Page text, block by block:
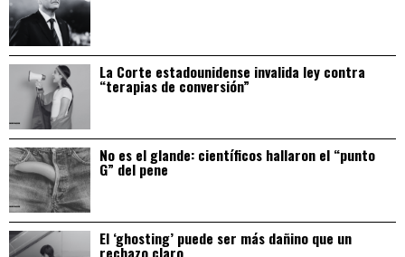
La Corte estadounidense invalida ley contra
“terapias de conversión”
No es el glande: científicos hallaron el “punto
G” del pene
El ‘ghosting’ puede ser más dañino que un
rechazo claro